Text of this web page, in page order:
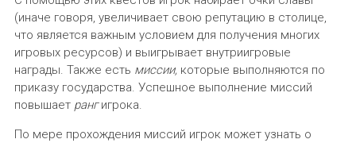
(иначе говоря, увеличивает свою репутацию в столице,
что является важным условием для получения многих
игровых ресурсов) и выигрывает внутриигровые
награды. Также есть миссии, которые выполняются по
приказу государства. Успешное выполнение миссий
повышает рангигрока.
По мере прохождения миссий игрок может узнать о